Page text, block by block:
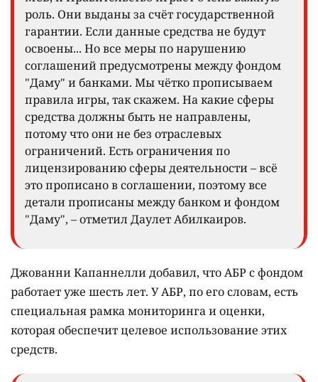
роль. Они выданы за счёт государственной
гарантии. Если данные средства не будут
освоены... Но все меры по нарушению
соглашений предусмотрены между фондом
"Даму" и банками. Мы чётко прописываем
правила игры, так скажем. На какие сферы
средства должны быть не направлены,
потому что они не без отраслевых
ограничений. Есть ограничения по
лицензированию сферы деятельности – всё
это прописано в соглашении, поэтому все
детали прописаны между банком и фондом
"Даму", – отметил Даулет Абилкаиров.
Джованни Капаннелли добавил, что АБР с фондом
работает уже шесть лет. У АБР, по его словам, есть
специальная рамка мониторинга и оценки,
которая обеспечит целевое использование этих
средств.